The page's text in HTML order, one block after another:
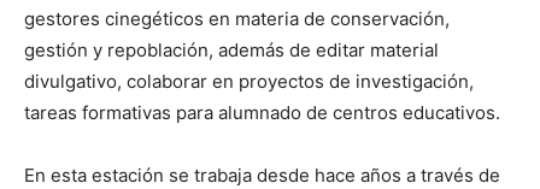
gestores cinegéticos en materia de conservación,
gestión y repoblación, además de editar material
divulgativo, colaborar en proyectos de investigación,
tareas formativas para alumnado de centros educativos.
En esta estación se trabaja desde hace años a través de